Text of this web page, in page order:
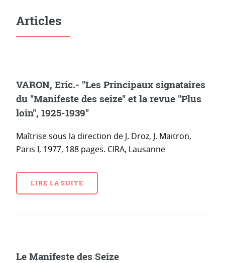
Articles
VARON, Eric.- "Les Principaux signataires
du "Manifeste des seize" et la revue "Plus
loin", 1925-1939"
Maîtrise sous la direction de J. Droz, J. Maitron,
Paris I, 1977, 188 pages. CIRA, Lausanne
LIRE LA SUITE
Le Manifeste des Seize